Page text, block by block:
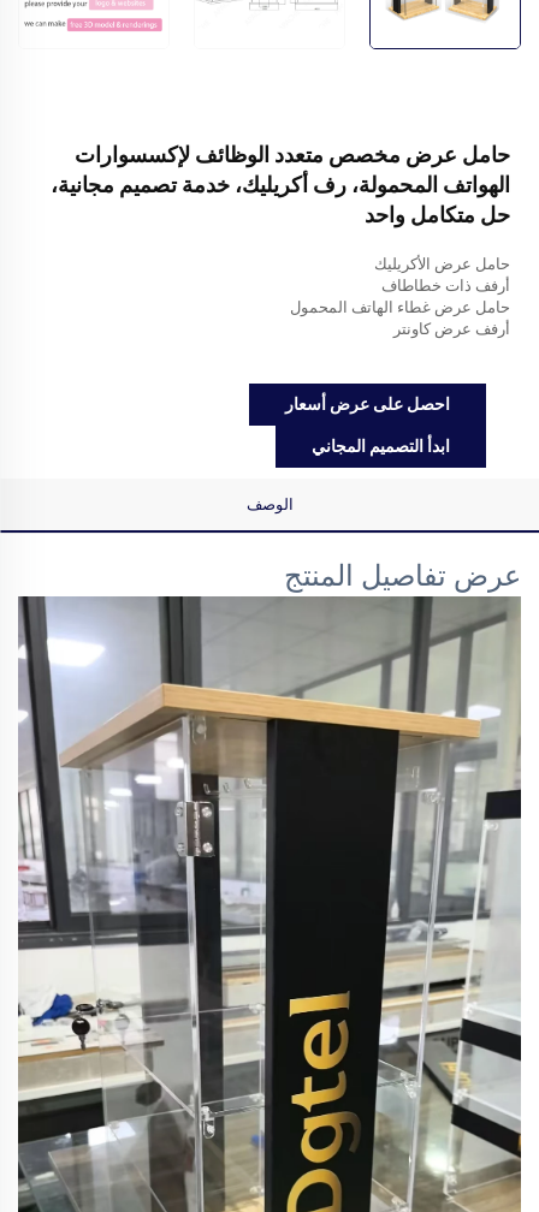
حامل عرض مخصص متعدد الوظائف لإكسسوارات
الهواتف المحمولة، رف أكريليك، خدمة تصميم مجانية،
حل متكامل واحد
حامل عرض الأكريليك
أرفف ذات خطاطاف
حامل عرض غطاء الهاتف المحمول
أرفف عرض كاونتر
احصل على عرض أسعار
ابدأ التصميم المجاني
الوصف
عرض تفاصيل المنتج